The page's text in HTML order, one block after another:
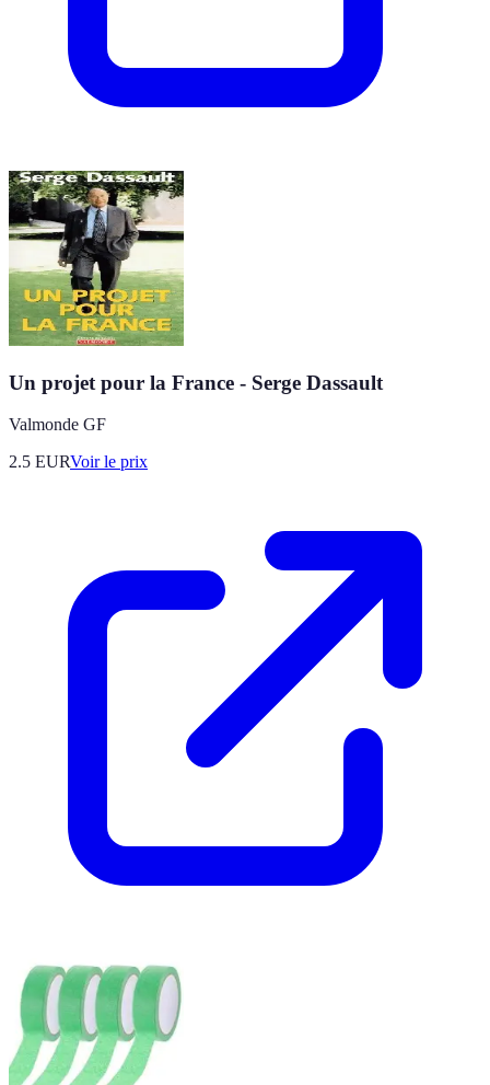
Un projet pour la France - Serge Dassault
Valmonde GF
2.5 EURVoir le prix